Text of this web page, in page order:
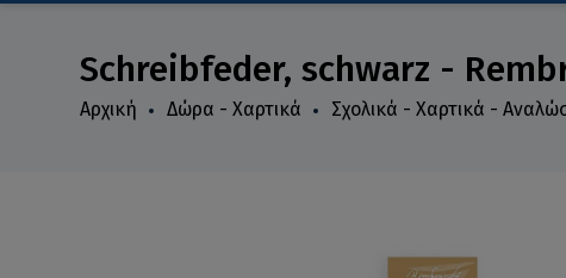
Schreibfeder, schwarz -
Αρχική Δώρα - Χαρτικά Σχολικά - Χαρτικά -